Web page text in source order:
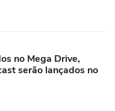
no Mega Drive,
serão lançados no